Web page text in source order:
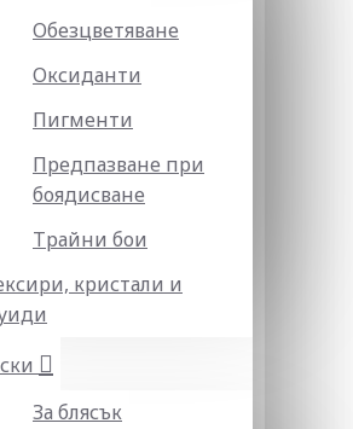
Обезцветяване
Оксиданти
Пигменти
Предпазване при
боядисване
Трайни бои
кристали и
За блясък